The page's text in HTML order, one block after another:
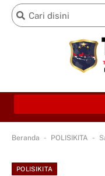
Beranda - POLISIKITA -
POLISIKITA